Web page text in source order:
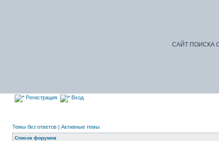
САЙТ ПОИСКА
Регистрация Вход
Темы без ответов | Активные темы
Список форумов